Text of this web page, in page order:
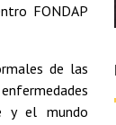
FONDAP
de las
y el mundo